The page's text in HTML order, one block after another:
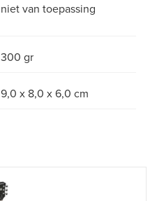
niet van toepassing
300 gr
9,0 x 8,0 x 6,0 cm